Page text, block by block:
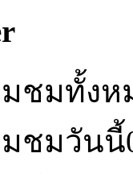
มชมทั้งห
มชมวันนี้